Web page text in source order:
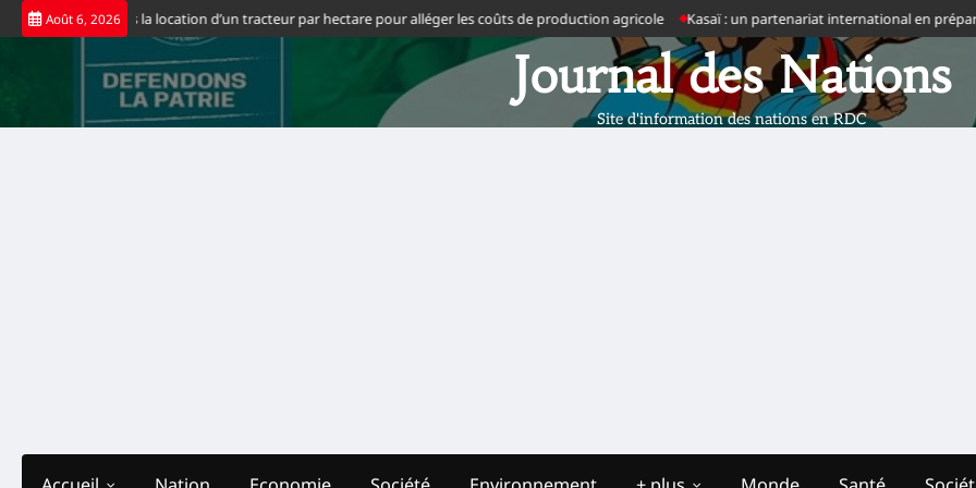
Skip
to
Août 6, 2026
dollars la location d’un tracteur par hectare pour alléger les coûts de production agricole Kasaï : un partenariat international en préparation
Journal des Nations
Site d'information des nations en RDC